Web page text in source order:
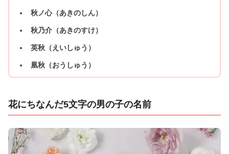
秋ノ心（あきのしん）
秋乃介（あきのすけ）
英秋（えいしゅう）
凰秋（おうしゅう）
花にちなんだ5文字の男の子の名前